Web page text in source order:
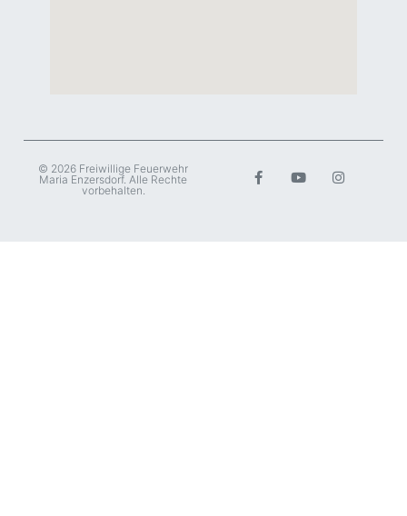
© 2026 Freiwillige Feuerwehr
Maria Enzersdorf. Alle Rechte
vorbehalten.